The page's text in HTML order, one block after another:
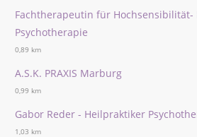
Fachtherapeutin für
Psychotherapie
0,89 km
A.S.K. PRAXIS Marburg
0,99 km
Gabor Reder - Heilpraktiker
1,03 km